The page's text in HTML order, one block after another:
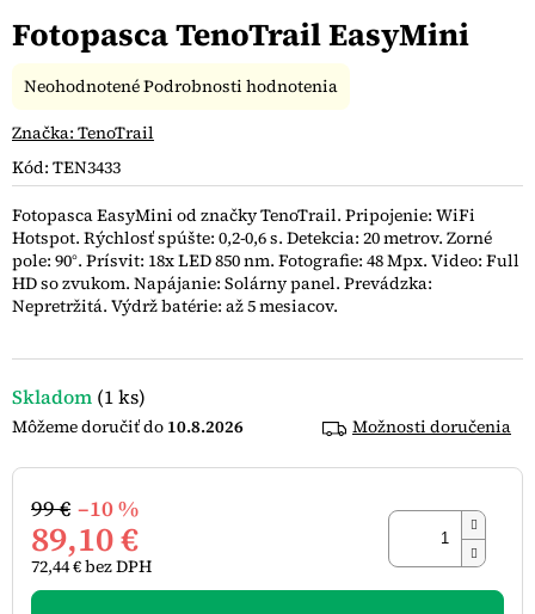
Fotopasca TenoTrail EasyMini
Kód: TEN3433
Skladom (1 ks)
10.8.2026 Možnosti doručenia
99 € –10 %
89,10 €
72,44 € bez DPH
Jednotková
Fotopasca EasyMini od značky TenoTrail. Pripojenie: WiFi
Hotspot. Rýchlosť spúšte: 0,2-0,6 s. Detekcia: 20 metrov. Zorné
pole: 90°. Prísvit: 18x LED 850 nm. Fotografie: 48 Mpx. Video: Full
HD so zvukom. Napájanie: Solárny panel. Prevádzka:
Nepretržitá. Výdrž batérie: až 5 mesiacov.
Priemerné
produktu
0,0
5
hviezdičiek.
NeohodnotenéPodrobnosti hodnotenia
Značka: TenoTrail